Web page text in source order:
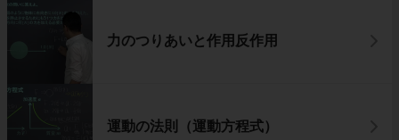
力のつりあいと作用反作用
運動の法則（運動方程式）